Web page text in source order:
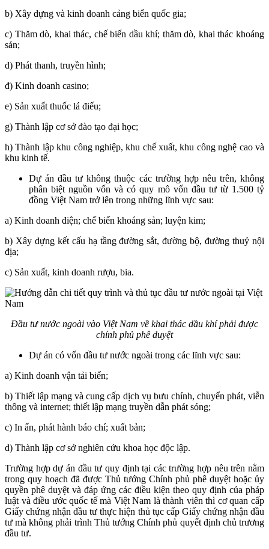
b) Xây dựng và kinh doanh cảng biển quốc gia;
c) Thăm dò, khai thác, chế biến dầu khí; thăm dò, khai thác khoáng
sản;
d) Phát thanh, truyền hình;
đ) Kinh doanh casino;
e) Sản xuất thuốc lá điếu;
g) Thành lập cơ sở đào tạo đại học;
h) Thành lập khu công nghiệp, khu chế xuất, khu công nghệ cao và
khu kinh tế.
Dự án đầu tư không thuộc các trường hợp nêu trên, không
phân biệt nguồn vốn và có quy mô vốn đầu tư từ 1.500 tỷ
đồng Việt Nam trở lên trong những lĩnh vực sau:
a) Kinh doanh điện; chế biến khoáng sản; luyện kim;
b) Xây dựng kết cấu hạ tầng đường sắt, đường bộ, đường thuỷ nội
địa;
c) Sản xuất, kinh doanh rượu, bia.
Đầu tư nước ngoài vào Việt Nam về khai thác dầu khí phải được
chính phủ phê duyệt
Dự án có vốn đầu tư nước ngoài trong các lĩnh vực sau:
a) Kinh doanh vận tải biển;
b) Thiết lập mạng và cung cấp dịch vụ bưu chính, chuyển phát, viễn
thông và internet; thiết lập mạng truyền dẫn phát sóng;
c) In ấn, phát hành báo chí; xuất bản;
d) Thành lập cơ sở nghiên cứu khoa học độc lập.
Trường hợp dự án đầu tư quy định tại các trường hợp nêu trên nằm
trong quy hoạch đã được Thủ tướng Chính phủ phê duyệt hoặc ủy
quyền phê duyệt và đáp ứng các điều kiện theo quy định của pháp
luật và điều ước quốc tế mà Việt Nam là thành viên thì cơ quan cấp
Giấy chứng nhận đầu tư thực hiện thủ tục cấp Giấy chứng nhận đầu
tư mà không phải trình Thủ tướng Chính phủ quyết định chủ trương
đầu tư.